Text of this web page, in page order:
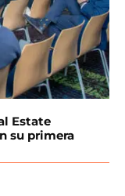
Estate
su primera